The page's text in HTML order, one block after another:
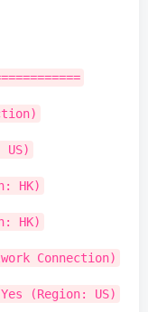
)
US)
: HK)
: HK)
Connection)
Yes (Region: US)